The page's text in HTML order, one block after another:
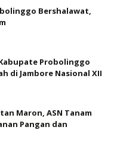
Bershalawat,
Probolinggo
di Jambore Nasional XII
Maron, ASN Tanam
Pangan dan